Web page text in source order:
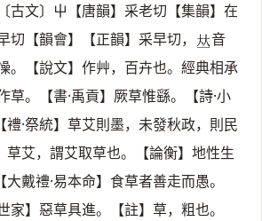
〔古文〕屮【唐韻】采老切【集韻】在
切【韻會】【正韻】采早切， 𠀤音
。【說文】作艸，百卉也。經典相承
草。【書·禹貢】厥草惟繇。【詩·小
·祭統】草艾則墨，未發秋政，則民
草艾，謂艾取草也。【論衡】地性生
戴禮·易本命】食草者善走而愚。
家】惡草具進。【註】草，粗也。